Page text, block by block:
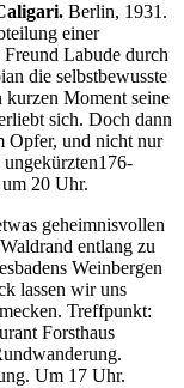
Berlin, 1931.
einer
Labude durch
die selbstbewusste
Moment seine
sich. Doch dann
Opfer, und nicht nur
20 Uhr.
geheimnisvollen
entlang zu
Weinbergen
lassen wir uns
Treffpunkt:
Forsthaus
Um 17 Uhr.